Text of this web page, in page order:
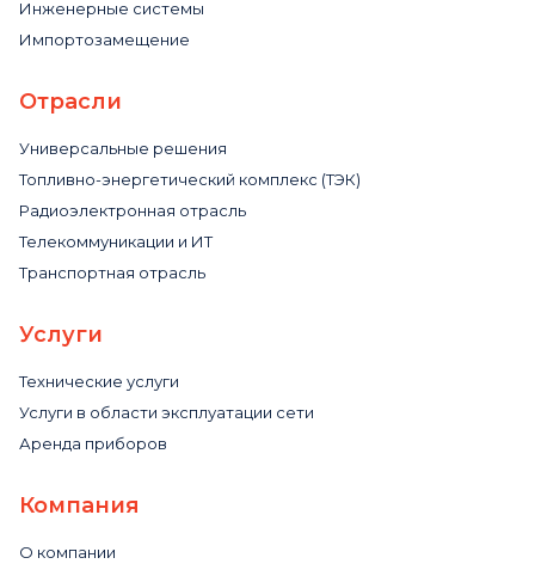
Инженерные системы
Импортозамещение
Отрасли
Универсальные решения
Топливно-энергетический комплекс (ТЭК)
Радиоэлектронная отрасль
Телекоммуникации и ИТ
Транспортная отрасль
Услуги
Технические услуги
Услуги в области эксплуатации сети
Аренда приборов
Компания
О компании